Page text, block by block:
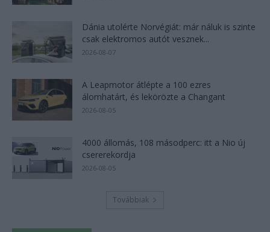
Dánia utolérte Norvégiát: már náluk is szinte
csak elektromos autót vesznek...
2026-08-07
A Leapmotor átlépte a 100 ezres
álomhatárt, és lekörözte a Changant
2026-08-05
4000 állomás, 108 másodperc: itt a Nio új
csererekordja
2026-08-05
Továbbiak